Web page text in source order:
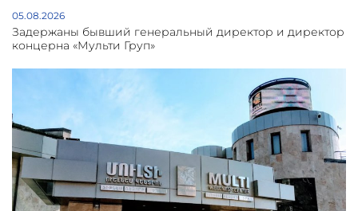
05.08.2026
Задержаны бывший генеральный директор и директор
концерна «Мульти Груп»